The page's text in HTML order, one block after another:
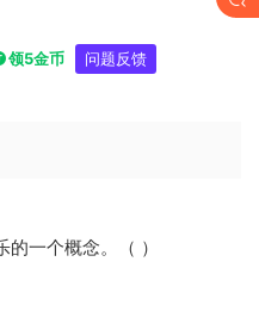
领5金币
问题反馈
一个概念。（ ）